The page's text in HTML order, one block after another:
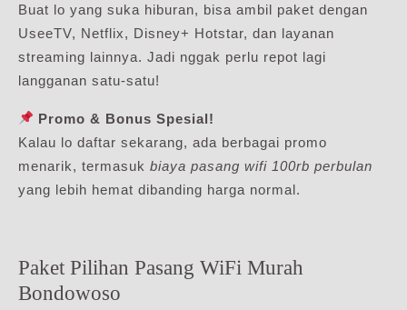
Buat lo yang suka hiburan, bisa ambil paket dengan
UseeTV, Netflix, Disney+ Hotstar, dan layanan
streaming lainnya. Jadi nggak perlu repot lagi
langganan satu-satu!
Promo & Bonus Spesial!
Kalau lo daftar sekarang, ada berbagai promo
menarik, termasuk biaya pasang wifi 100rb perbulan
yang lebih hemat dibanding harga normal.
Paket Pilihan Pasang WiFi Murah
Bondowoso